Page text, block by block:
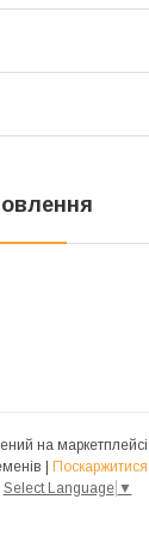
на маркетплейсі
NUNJ Інтернет-магазин підшипників та ременів |
Select Language ▼